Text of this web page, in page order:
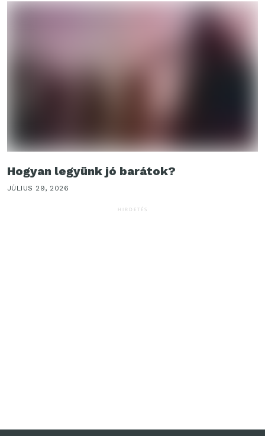
Hogyan legyünk jó barátok?
JÚLIUS 29, 2026
HIRDETÉS